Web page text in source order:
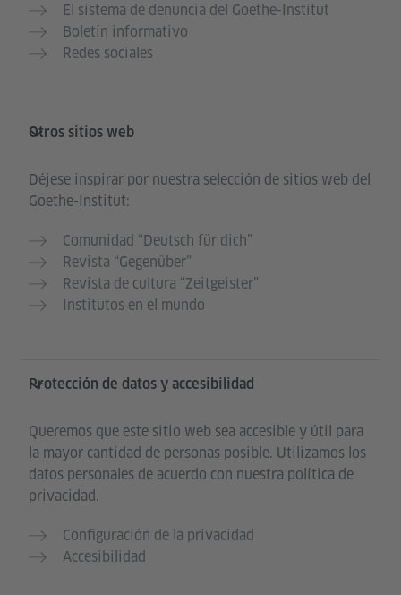
El sistema de denuncia del Goethe-Institut
Boletín informativo
Redes sociales
Otros sitios web
Déjese inspirar por nuestra selección de sitios web del
Goethe-Institut:
Comunidad “Deutsch für dich”
Revista “Gegenüber”
Revista de cultura “Zeitgeister”
Institutos en el mundo
Protección de datos y accesibilidad
Queremos que este sitio web sea accesible y útil para
la mayor cantidad de personas posible. Utilizamos los
datos personales de acuerdo con nuestra política de
privacidad.
Configuración de la privacidad
Accesibilidad